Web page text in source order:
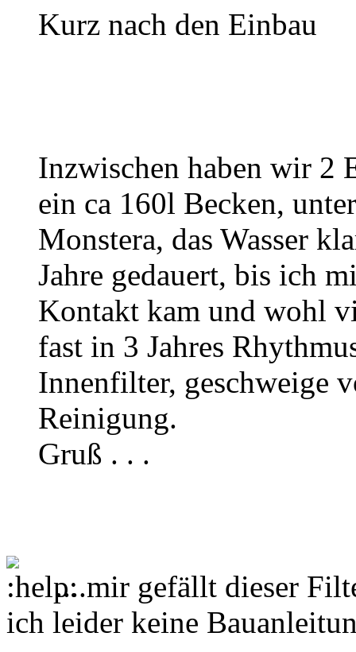
Kurz nach den Einbau
Inzwischen haben wir 2
ein ca 160l Becken,
Monstera, das Wasser
Jahre gedauert, bis ich
Kontakt kam und wohl
fast in 3 Jahres
Innenfilter, geschweige
Reinigung.
Gruß . . .
....mir gefällt dieser
ich leider keine